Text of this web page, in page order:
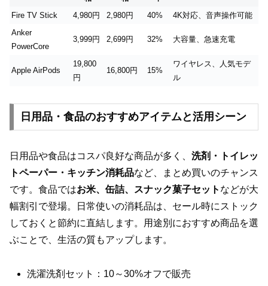
Fire TV Stick
4,980円 2,980円 40%
4K対応、音声操作可能
Anker
PowerCore
3,999円 2,699円 32% 大容量、急速充電
Apple AirPods
19,800
円
16,800円 15%
ワイヤレス、人気モデ
ル
日用品・食品のおすすめアイテムと活用シーン
日用品や食品はコスパ良好な商品が多く、 洗剤・トイレッ
トペーパー・キッチン消耗品など、まとめ買いのチャンス
です。食品ではお米、缶詰、スナック菓子セット などが大
幅割引で登場。日常使いの消耗品は、セール時にストック
しておくと節約に直結します。用途別におすすめ商品を選
ぶことで、生活の質もアップします。
洗濯洗剤セット：10～30%オフで販売